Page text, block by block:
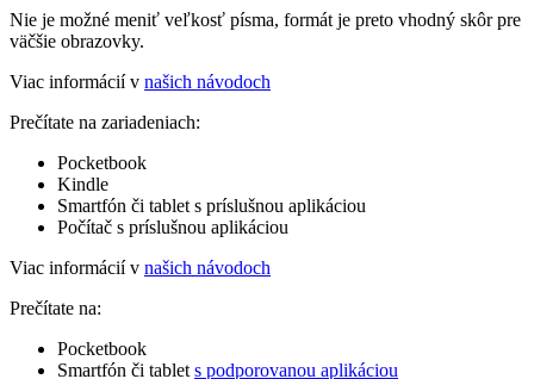
Nie je možné meniť veľkosť písma, formát je preto vhodný skôr pre
väčšie obrazovky.
Viac informácií v našich návodoch
Prečítate na zariadeniach:
Pocketbook
Kindle
Smartfón či tablet s príslušnou aplikáciou
Počítač s príslušnou aplikáciou
Viac informácií v našich návodoch
Prečítate na:
Pocketbook
Smartfón či tablet s podporovanou aplikáciou